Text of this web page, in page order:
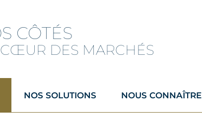
CÔTÉS
DES MARCHÉS
NOS SOLUTIONS NOUS CONNAÎTRE